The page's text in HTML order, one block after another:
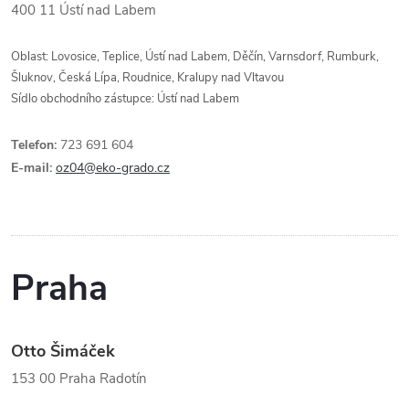
400 11 Ústí nad Labem
Oblast: Lovosice, Teplice, Ústí nad Labem, Děčín, Varnsdorf, Rumburk,
Šluknov, Česká Lípa, Roudnice, Kralupy nad Vltavou
Sídlo obchodního zástupce: Ústí nad Labem
Telefon: 723 691 604
E-mail: oz04@eko-grado.cz
Praha
Otto Šimáček
153 00 Praha Radotín